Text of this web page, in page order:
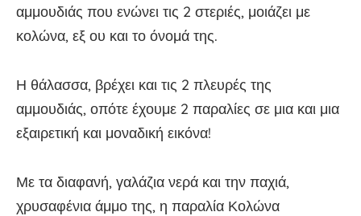
αμμουδιάς που ενώνει τις 2 στεριές, μοιάζει με
κολώνα, εξ ου και το όνομά της.
Η θάλασσα, βρέχει και τις 2 πλευρές της
αμμουδιάς, οπότε έχουμε 2 παραλίες σε μια και μια
εξαιρετική και μοναδική εικόνα!
Με τα διαφανή, γαλάζια νερά και την παχιά,
χρυσαφένια άμμο της, η παραλία Κολώνα